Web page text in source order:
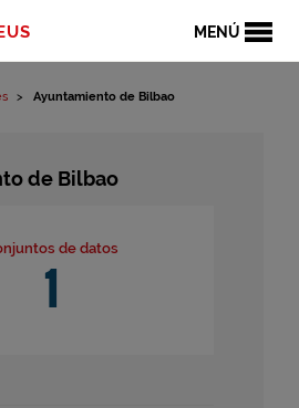
MENÚ
Ayuntamiento de Bilbao
de Bilbao
de datos
1